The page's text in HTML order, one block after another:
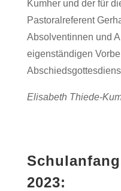
Kumher und der für
Pastoralreferent
Absolventinnen und
eigenständigen
Elisabeth Thiede-
2023: